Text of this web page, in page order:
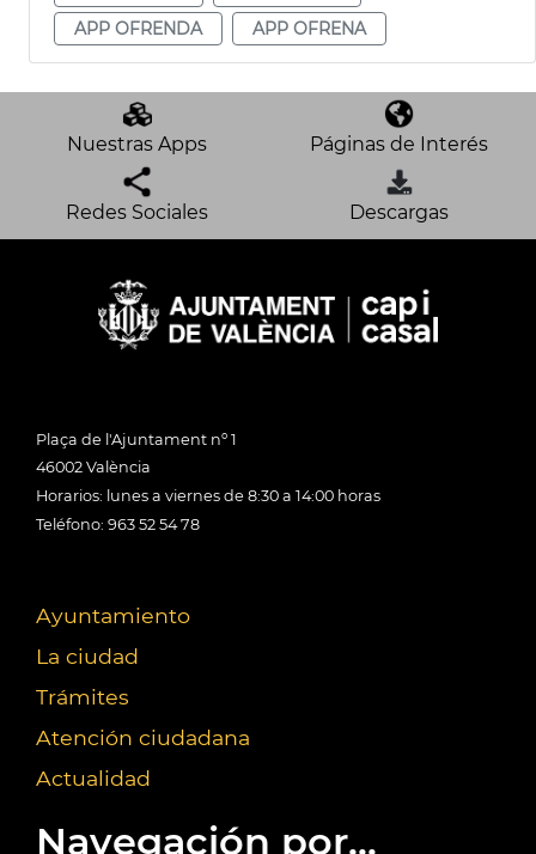
APP OFRENDA
APP OFRENA
Nuestras Apps Páginas de Interés
Redes Sociales Descargas
Plaça de l'Ajuntament nº 1
46002 València
Horarios: lunes a viernes de 8:30 a 14:00 horas
Teléfono: 963 52 54 78
Ayuntamiento
La ciudad
Trámites
Atención ciudadana
Actualidad
Navegación por...